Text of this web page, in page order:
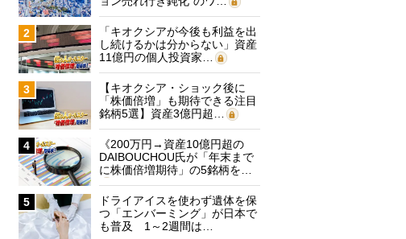
2
「キオクシアが今後も利益を出
し続けるかは分からない」資産
11億円の個人投資家…
3
【キオクシア・ショック後に
「株価倍増」も期待できる注目
銘柄5選】資産3億円超…
4
《200万円→資産10億円超の
DAIBOUCHOU氏が「年末まで
に株価倍増期待」の5銘柄を…
5
ドライアイスを使わず遺体を保
つ「エンバーミング」が日本で
も普及 1～2週間は…